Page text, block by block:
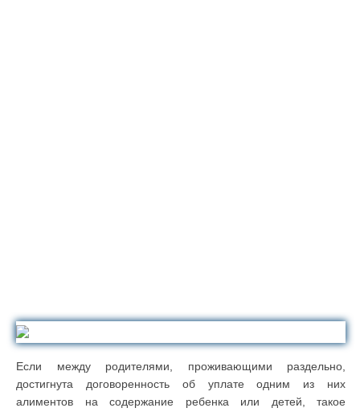
Если между родителями, проживающими раздельно,
достигнута договоренность об уплате одним из них
алиментов на содержание ребенка или детей, такое